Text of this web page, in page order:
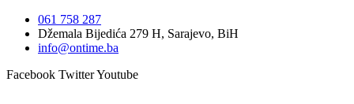
sadržaj
061 758 287
Džemala Bijedića 279 H, Sarajevo, BiH
info@ontime.ba
Facebook TwitterYoutube